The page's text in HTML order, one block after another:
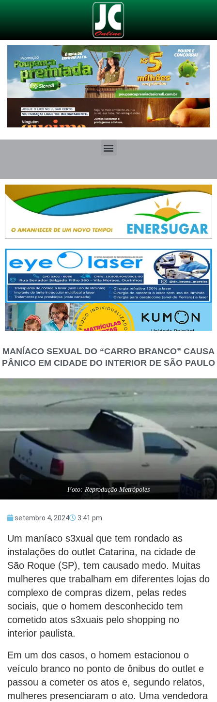
MANÍACO SEXUAL DO “CARRO BRANCO” CAUSA
PÂNICO EM CIDADE DO INTERIOR DE SÃO PAULO
Foto: Reprodução Metrópoles
setembro 4, 2024 3:41 pm
Um maníaco s3xual que tem rondado as
instalações do outlet Catarina, na cidade de
São Roque (SP), tem causado medo. Muitas
mulheres que trabalham em diferentes lojas do
complexo de compras dizem, pelas redes
sociais, que o homem desconhecido tem
cometido atos s3xuais pelo shopping no
interior paulista.
Em um dos casos, o homem estacionou o
veículo branco no ponto de ônibus do outlet e
passou a cometer os atos e, segundo relatos,
mulheres presenciaram o ato. Uma vendedora